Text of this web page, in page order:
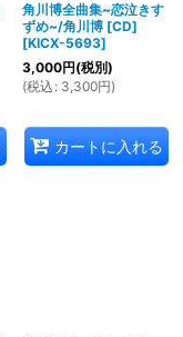
角川博全曲集~恋泣きす
ずめ~/角川博 [CD]
[KICX-5693]
3,000円(税別)
(税込 : 3,300円)
カートに入れる